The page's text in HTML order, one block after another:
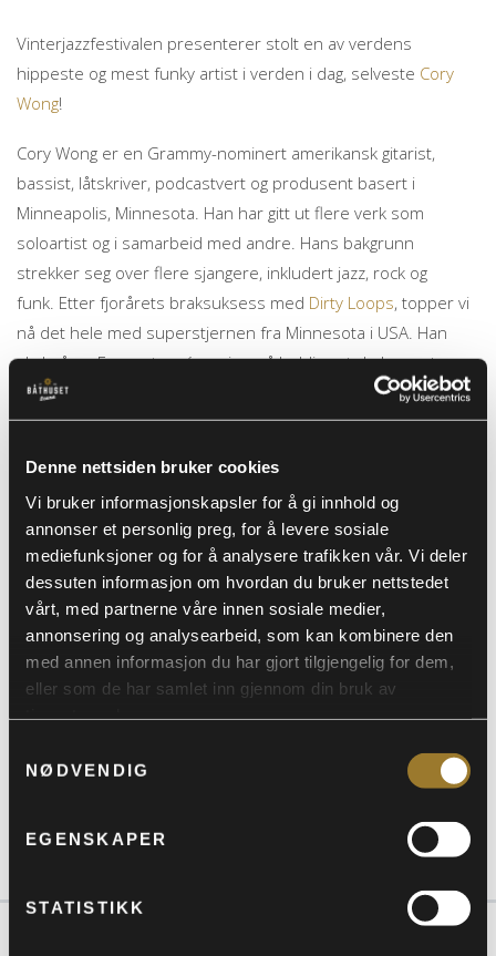
Denne nettsiden bruker cookies
Vi bruker informasjonskapsler for å gi innhold og
annonser et personlig preg, for å levere sosiale
mediefunksjoner og for å analysere trafikken vår. Vi deler
dessuten informasjon om hvordan du bruker nettstedet
vårt, med partnerne våre innen sosiale medier,
annonsering og analysearbeid, som kan kombinere den
med annen informasjon du har gjort tilgjengelig for dem,
eller som de har samlet inn gjennom din bruk av
NØDVENDIG
EGENSKAPER
STATISTIKK
Vinterjazzfestivalen presenterer stolt en av verdens
hippeste og mest funky artist i verden i dag, selveste Cory
Wong!
Cory Wong er en Grammy-nominert amerikansk gitarist,
bassist, låtskriver, podcastvert og produsent basert i
Minneapolis, Minnesota. Han har gitt ut flere verk som
soloartist og i samarbeid med andre. Hans bakgrunn
strekker seg over flere sjangere, inkludert jazz, rock og
funk. Etter fjorårets braksuksess med Dirty Loops, topper vi
nå det hele med superstjernen fra Minnesota i USA. Han
skal på en Europaturné og vi er så heldige at de legger turen
innom Vinterjazzfestivalen.
april Dette bør dere ikke gå glipp av. For mer informasjon om
han og hans turne, klikkher. Vi gleder oss til å se deg på en
funky aften på Båthuset i april!
Tags: #BÅTHUSETSCENE
#FREDRIKSTADBY
#FREDRIKSTADSENTRUM
#HVASKJERIFREDRIKSTAD